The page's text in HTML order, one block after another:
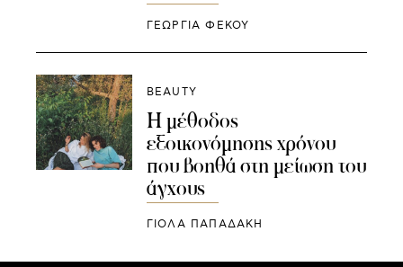
ΓΕΩΡΓΙΑ ΦΕΚΟΥ
BEAUTY
Η μέθοδος
εξοικονόμησης χρόνου
που βοηθά στη μείωση του
άγχους
ΓΙΌΛΑ ΠΑΠΑΔΆΚΗ